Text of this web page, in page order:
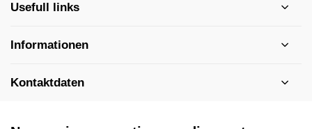
Usefull links
Informationen
Kontaktdaten